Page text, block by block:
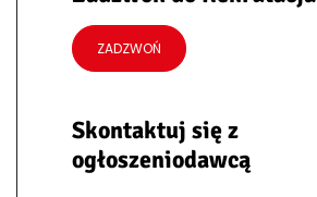
ZADZWOŃ
Skontaktuj się z
ogłoszeniodawcą